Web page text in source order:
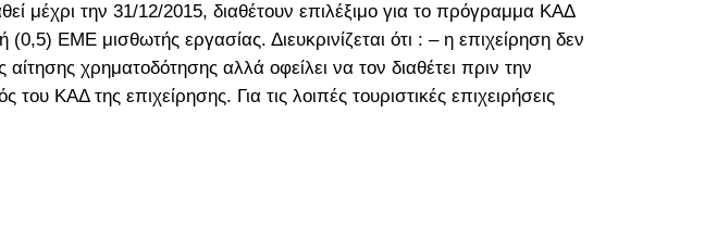
μέχρι την 31/12/2015, διαθέτουν επιλέξιμο για το πρόγραμμα ΚΑΔ
ΕΜΕ μισθωτής εργασίας. Διευκρινίζεται ότι : – η επιχείρηση δεν
χρηματοδότησης αλλά οφείλει να τον διαθέτει πριν την
ΚΑΔ της επιχείρησης. Για τις λοιπές τουριστικές επιχειρήσεις